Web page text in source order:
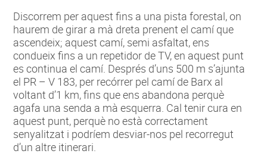
Discorrem per aquest fins a una pista forestal, on
haurem de girar a mà dreta prenent el camí que
ascendeix; aquest camí, semi asfaltat, ens
condueix fins a un repetidor de TV, en aquest punt
es continua el camí. Després d’uns 500 m s’ajunta
el PR – V 183, per recórrer pel camí de Barx al
voltant d’1 km, fins que ens abandona perquè
agafa una senda a mà esquerra. Cal tenir cura en
aquest punt, perquè no està correctament
senyalitzat i podríem desviar-nos pel recorregut
d’un altre itinerari.